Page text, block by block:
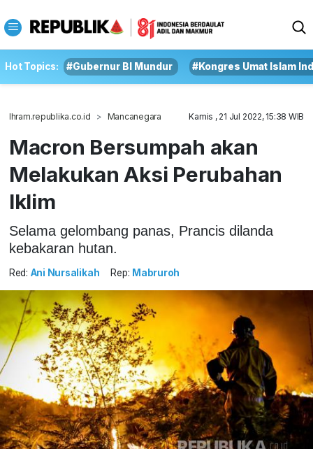
Hot Topics: #Gubernur BI Mundur #Kongres Umat Islam
Ihram.republika.co.id Mancanegara Kamis , 21 Jul 2022, 15:38 WIB
Macron Bersumpah akan
Melakukan Aksi Perubahan
Iklim
Selama gelombang panas, Prancis dilanda
kebakaran hutan.
Red: Ani Nursalikah Rep: Mabruroh